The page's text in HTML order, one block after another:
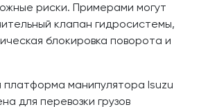
риски. Примерами могут
клапан гидросистемы,
блокировка поворота и
платформа манипулятора Isuzu
для перевозки грузов